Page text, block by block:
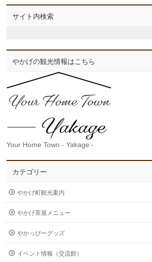
サイト内検索
やかげの観光情報はこちら
Your Home Town - Yakage -
カテゴリー
やかげ町観光案内
やかげ茶屋メニュー
やかっぴーグッズ
イベント情報（交流館）